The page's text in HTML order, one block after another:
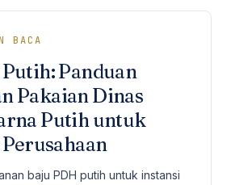
BACA
Panduan
Pakaian Dinas
Putih untuk
baju PDH putih untuk instansi